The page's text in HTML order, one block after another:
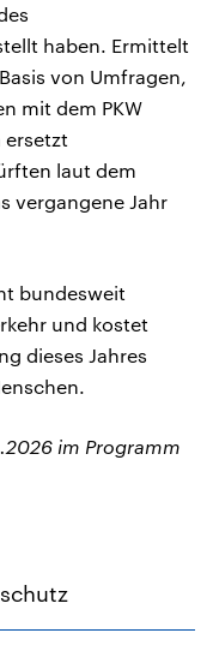
haben. Ermittelt
von Umfragen,
mit dem PKW
ersetzt
laut dem
vergangene Jahr
bundesweit
und kostet
dieses Jahres
im Programm